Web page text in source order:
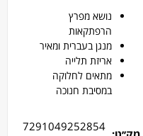
נושא מפרץ
הרפתקאות
מנגן בעברית ומאיר
אריזת תלייה
מתאים לחלוקה
במסיבת חנוכה
7291049252854